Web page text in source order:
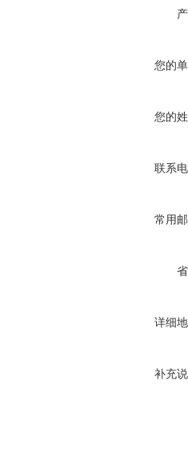
您的
您的
联系
常用
详细
补充